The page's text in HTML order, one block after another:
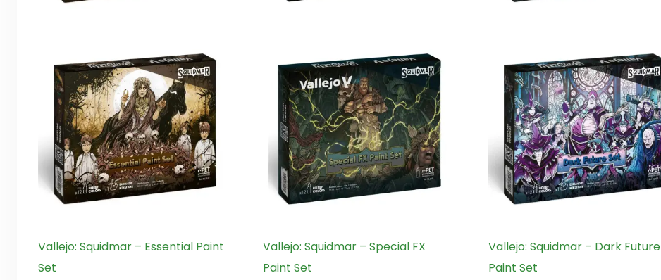
Vallejo: Squidmar – Essential Paint
Set
Vallejo: Squidmar – Special FX
Paint Set
Vallejo: Squidmar – Dark Future
Paint Set